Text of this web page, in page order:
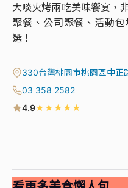
大啖火烤兩吃美味饗宴，
聚餐、公司聚餐、活動
選！
330台灣桃園市桃園區中正
03 358 2582
4.9★★★★★